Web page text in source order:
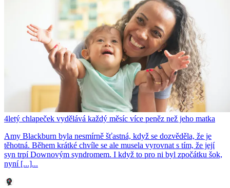
4letý chlapeček vydělává každý měsíc více peněz než jeho matka
Amy Blackburn byla nesmírně šťastná, když se dozvěděla, že je
těhotná. Během krátké chvíle se ale musela vyrovnat s tím, že její
syn trpí Downovým syndromem. I když to pro ni byl zpočátku šok,
nyní [...]...